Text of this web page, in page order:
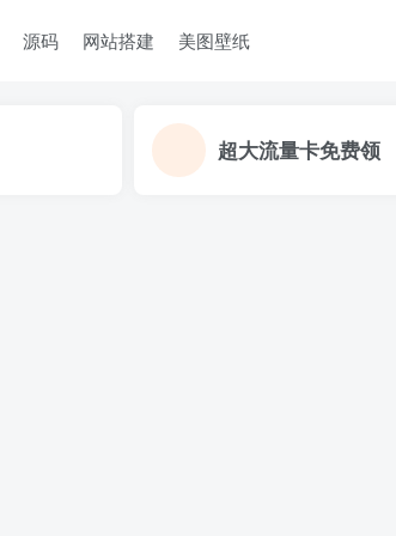
源码 网站搭建 美图壁纸
超大流量卡免费领